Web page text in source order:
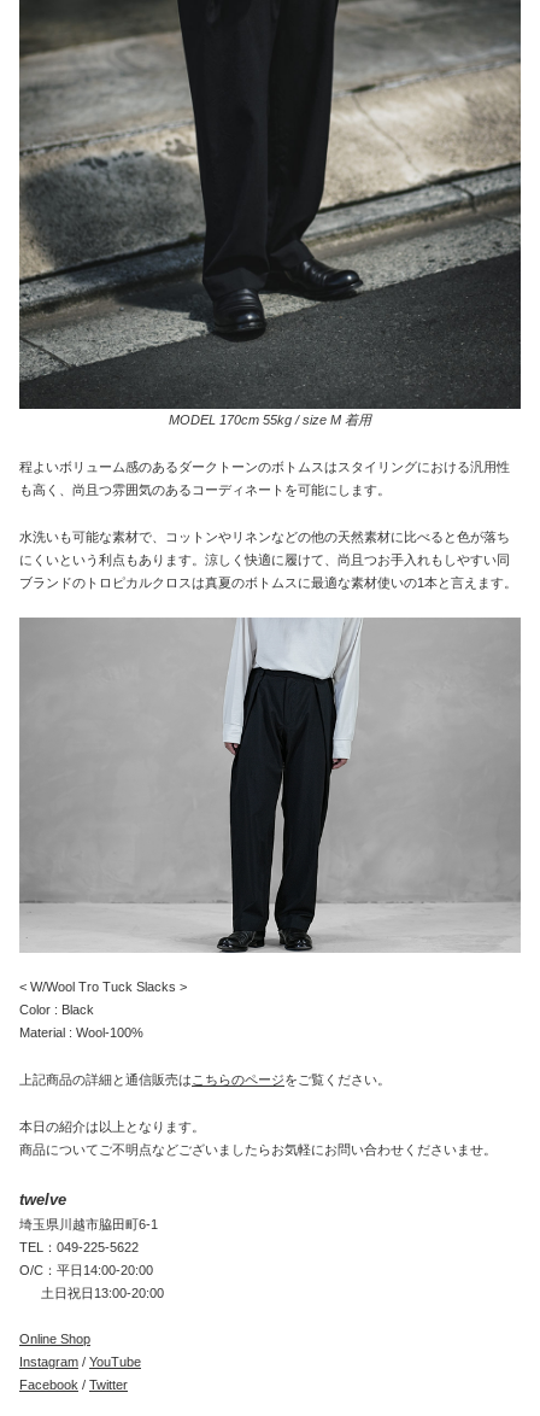
MODEL 170cm 55kg / size M 着用
程よいボリューム感のあるダークトーンのボトムスはスタイリングにおける汎用性
も高く、尚且つ雰囲気のあるコーディネートを可能にします。
水洗いも可能な素材で、コットンやリネンなどの他の天然素材に比べると色が落ち
にくいという利点もあります。涼しく快適に履けて、尚且つお手入れもしやすい同
ブランドのトロピカルクロスは真夏のボトムスに最適な素材使いの1本と言えます。
< W/Wool Tro Tuck Slacks >
Color : Black
Material : Wool-100%
上記商品の詳細と通信販売は こちらのページをご覧ください。
本日の紹介は以上となります。
商品についてご不明点などございましたらお気軽にお問い合わせくださいませ。
twelve
埼玉県川越市脇田町6-1
TEL：049-225-5622
O/C：平日14:00-20:00
土日祝日13:00-20:00
Online Shop
Instagram / YouTube
Facebook / Twitter